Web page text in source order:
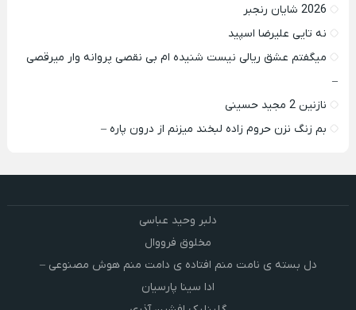
2026 شایان رنجبر
نه تایی علیرضا اسپید
میگفتم عشق ریالی نیست شنیده ام بی نقصی پروانه وار میرقصی
–
نازنین 2 مجید حسینی
بم زنگ نزن حروم زاده لبخند میزنم از درون پاره –
دلبر وحید عباسی
مخلوق فرووال
دل بسته ی نامت منم افتاده ی دامت منم هوش مصنوعی –
ادا سینا پارسیان